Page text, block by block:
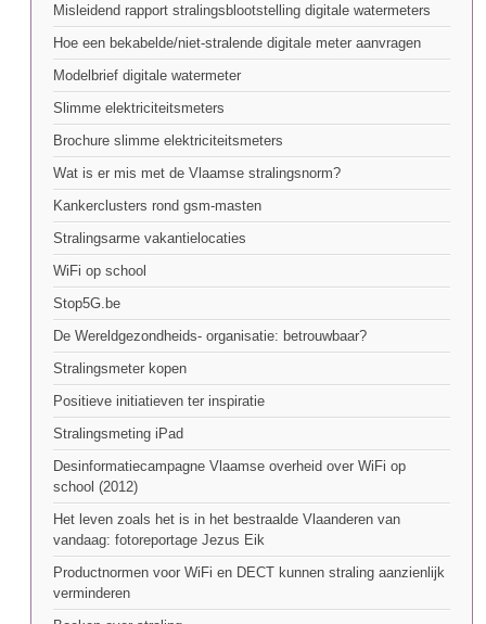
Misleidend rapport stralingsblootstelling digitale watermeters
Hoe een bekabelde/niet-stralende digitale meter aanvragen
Modelbrief digitale watermeter
Slimme elektriciteitsmeters
Brochure slimme elektriciteitsmeters
Wat is er mis met de Vlaamse stralingsnorm?
Kankerclusters rond gsm-masten
Stralingsarme vakantielocaties
WiFi op school
Stop5G.be
De Wereldgezondheids- organisatie: betrouwbaar?
Stralingsmeter kopen
Positieve initiatieven ter inspiratie
Stralingsmeting iPad
Desinformatiecampagne Vlaamse overheid over WiFi op
school (2012)
Het leven zoals het is in het bestraalde Vlaanderen van
vandaag: fotoreportage Jezus Eik
Productnormen voor WiFi en DECT kunnen straling aanzienlijk
verminderen